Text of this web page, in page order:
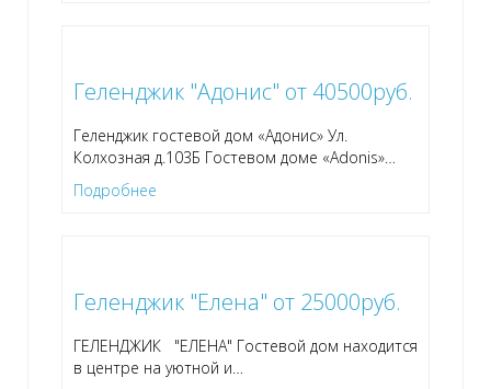
Геленджик "Адонис" от 40500руб.
Геленджик гостевой дом «Адонис» Ул.
Колхозная д.103Б Гостевом доме «Adonis»…
Подробнее
Геленджик "Елена" от 25000руб.
ГЕЛЕНДЖИК "ЕЛЕНА" Гостевой дом находится
в центре на уютной и…